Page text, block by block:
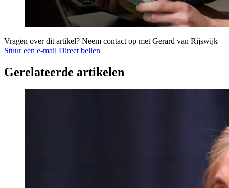
Vragen over dit artikel? Neem contact op met Gerard van Rijswijk
Stuur een e-mail Direct bellen
Gerelateerde artikelen